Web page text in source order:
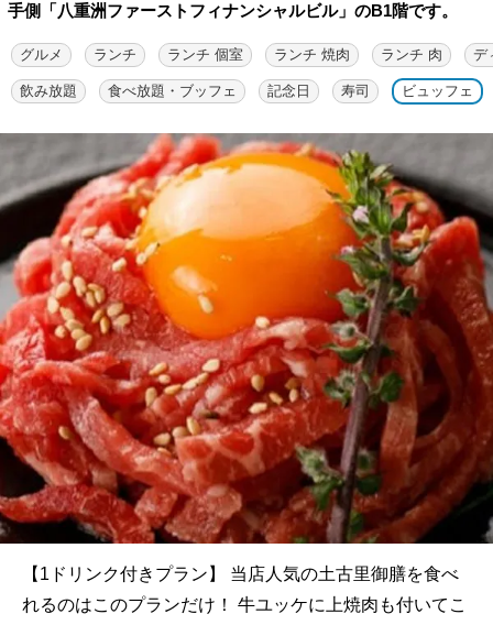
手側「八重洲ファーストフィナンシャルビル」のB1階です。
グルメ ランチ ランチ 個室 ランチ 焼肉 ランチ 肉 デ
飲み放題 食べ放題・ブッフェ 記念日 寿司 ビュッフェ
【1ドリンク付きプラン】 当店人気の土古里御膳を食べ
れるのはこのプランだけ！ 牛ユッケに上焼肉も付いてこ